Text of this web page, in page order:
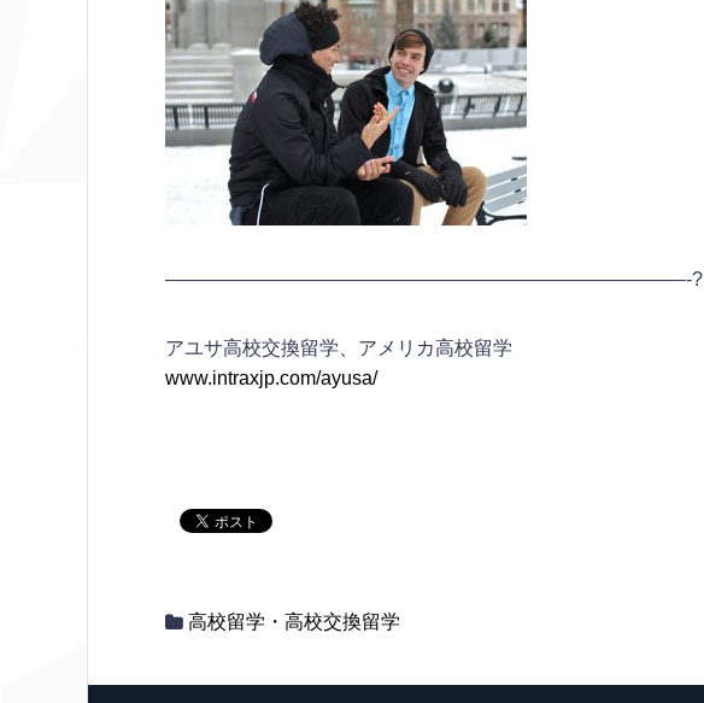
———————————————————————————-?
アユサ高校交換留学、アメリカ高校留学
www.intraxjp.com/ayusa/
高校留学・高校交換留学